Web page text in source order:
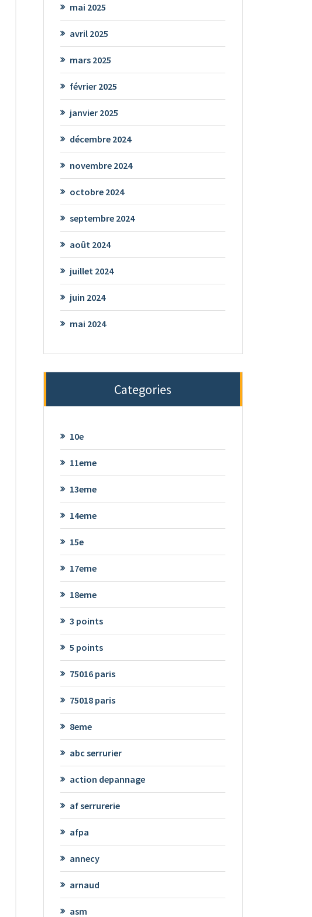
mai 2025
avril 2025
mars 2025
février 2025
janvier 2025
décembre 2024
novembre 2024
octobre 2024
septembre 2024
août 2024
juillet 2024
juin 2024
mai 2024
Categories
10e
11eme
13eme
14eme
15e
17eme
18eme
3 points
5 points
75016 paris
75018 paris
8eme
abc serrurier
action depannage
af serrurerie
afpa
annecy
arnaud
asm